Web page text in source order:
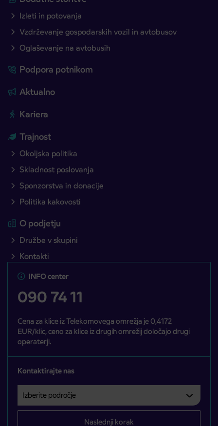
Izleti in potovanja
Vzdrževanje gospodarskih vozil in avtobusov
Oglaševanje na avtobusih
Podpora potnikom
Aktualno
Kariera
Trajnost
Okoljska politika
Skladnost poslovanja
Sponzorstva in donacije
Politika kakovosti
O podjetju
Družbe v skupini
Kontakti
INFO center
090 74 11
Cena za klice iz Telekomovega omrežja je 0,4172
EUR/klic, ceno za klice iz drugih omrežij določajo drugi
operaterji.
Kontaktirajte nas
Izberite področje
Področje je obvezno izbrati.
Naslednji korak